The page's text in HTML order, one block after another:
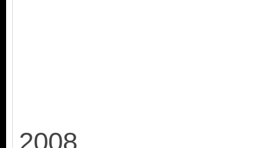
2008